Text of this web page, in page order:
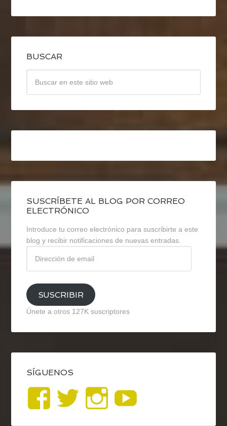
BUSCAR
SUSCRÍBETE AL BLOG POR CORREO
ELECTRÓNICO
Introduce tu correo electrónico para suscribirte a este
blog y recibir notificaciones de nuevas entradas.
email
SUSCRIBIR
Únete a otros 127K suscriptores
SÍGUENOS
VerVerVer